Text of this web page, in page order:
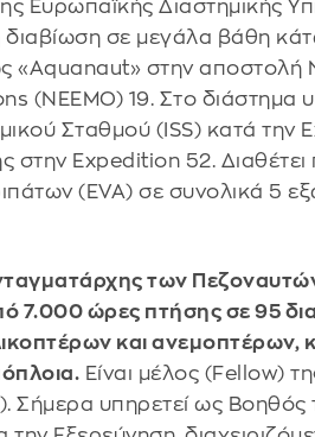
Ευρωπαϊκής Διαστημικής
διαβίωση σε μεγάλα βάθη
«Aquanaut» στην αποστολή
(NEEMO) 19. Στο διάστημα
Σταθμού (ISS) κατά την
στην Expedition 52.
(EVA) σε συνολικά 5
των
7.000 ώρες πτήσης σε 95
και ανεμοπτέρων,
Είναι μέλος (Fellow)
Σήμερα υπηρετεί ως